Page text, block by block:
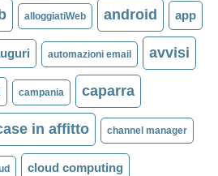
alloggiatiWeb android app
automazioni email avvisi
campania caparra
in affitto channel manager
cloud computing